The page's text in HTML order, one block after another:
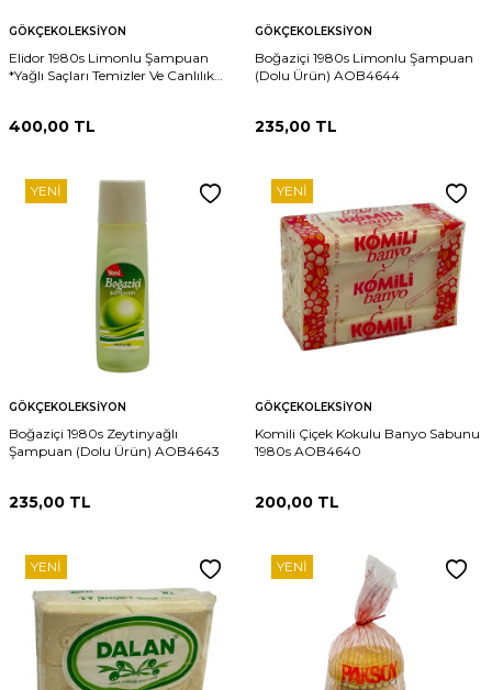
GÖKÇEKOLEKSIYON
Elidor 1980s Limonlu Şampuan
*Yağlı Saçları Temizler Ve Canlılık
400,00 TL
GÖKÇEKOLEKSIYON
Boğaziçi 1980s Limonlu Şampuan
(Dolu Ürün) AOB4644
235,00 TL
YENI
GÖKÇEKOLEKSIYON
Boğaziçi 1980s Zeytinyağlı
Şampuan (Dolu Ürün) AOB4643
235,00 TL
YENI
GÖKÇEKOLEKSIYON
Komili Çiçek Kokulu Banyo Sabunu
1980s AOB4640
200,00 TL
YENI YENI